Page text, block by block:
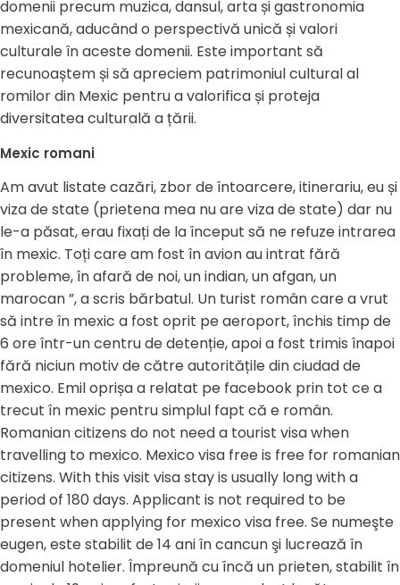
domenii precum muzica, dansul, arta și gastronomia
mexicană, aducând o perspectivă unică și valori
culturale în aceste domenii. Este important să
recunoaștem și să apreciem patrimoniul cultural al
romilor din Mexic pentru a valorifica și proteja
diversitatea culturală a țării.
Mexic romani
Am avut listate cazări, zbor de întoarcere, itinerariu, eu și
viza de state (prietena mea nu are viza de state) dar nu
le-a păsat, erau fixați de la început să ne refuze intrarea
în mexic. Toți care am fost în avion au intrat fără
probleme, în afară de noi, un indian, un afgan, un
marocan ”, a scris bărbatul. Un turist român care a vrut
să intre în mexic a fost oprit pe aeroport, închis timp de
6 ore într-un centru de detenție, apoi a fost trimis înapoi
fără niciun motiv de către autoritățile din ciudad de
mexico. Emil oprișa a relatat pe facebook prin tot ce a
trecut în mexic pentru simplul fapt că e român.
Romanian citizens do not need a tourist visa when
travelling to mexico. Mexico visa free is free for romanian
citizens. With this visit visa stay is usually long with a
period of 180 days. Applicant is not required to be
present when applying for mexico visa free. Se numeşte
eugen, este stabilit de 14 ani în cancun şi lucrează în
domeniul hotelier. Împreună cu încă un prieten, stabilit în